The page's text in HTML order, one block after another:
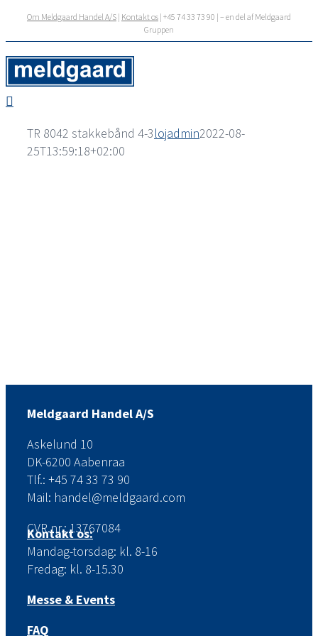
Om Meldgaard Handel A/S | Kontakt os | +45 74 33 73 90 | – en del af Meldgaard
Gruppen
TR 8042 stakkebånd 4-3lojadmin2022-08-
25T13:59:18+02:00
Meldgaard Handel A/S
Askelund 10
DK-6200 Aabenraa
Tlf.: +45 74 33 73 90
Mail: handel@meldgaard.com
CVR.nr.: 13767084
Kontakt os:
Mandag-torsdag: kl. 8-16
Fredag: kl. 8-15.30
Messe & Events
FAQ